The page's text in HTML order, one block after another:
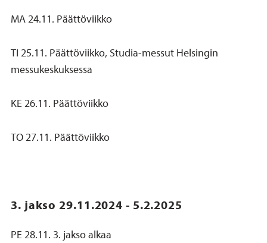
MA 24.11. Päättöviikko
TI 25.11. Päättöviikko, Studia-messut Helsingin
messukeskuksessa
KE 26.11. Päättöviikko
TO 27.11. Päättöviikko
3. jakso 29.11.2024 - 5.2.2025
PE 28.11. 3. jakso alkaa